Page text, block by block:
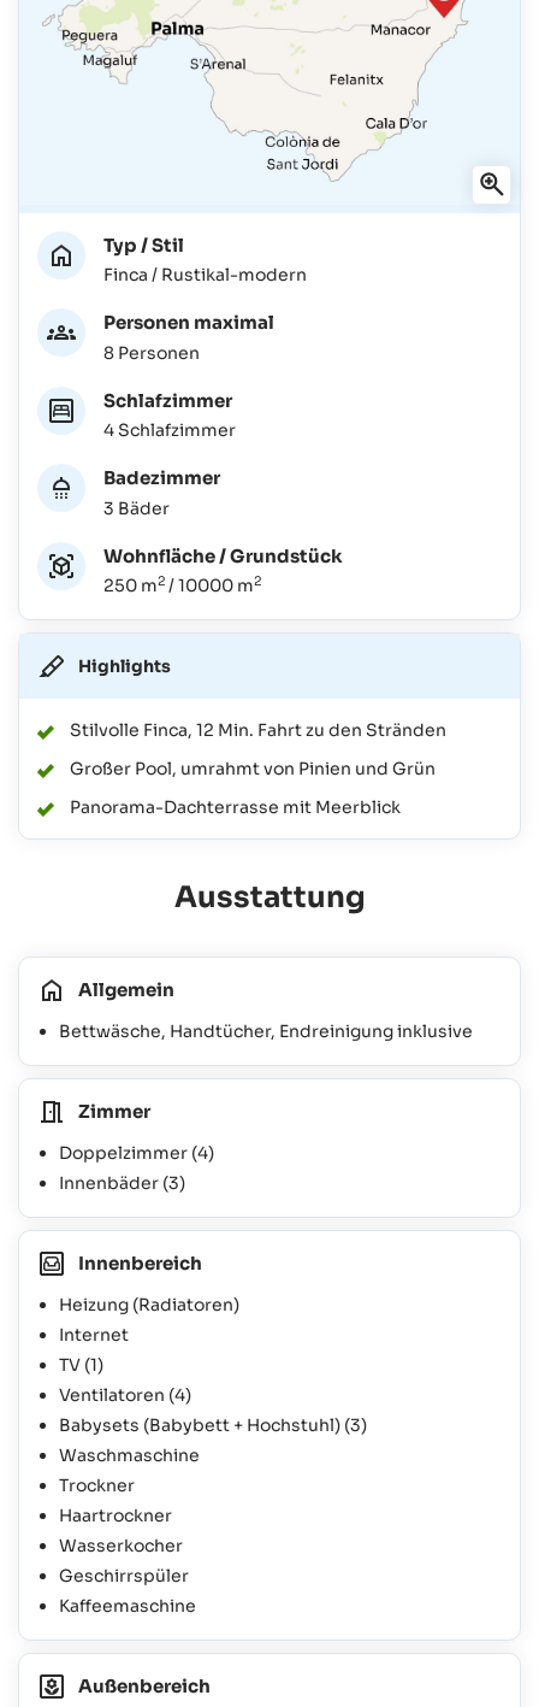
Typ / Stil
Finca / Rustikal-modern
Personen maximal
8 Personen
Schlafzimmer
4 Schlafzimmer
Badezimmer
3 Bäder
Wohnfläche / Grundstück
250 m2 / 10000 m2
Highlights
Stilvolle Finca, 12 Min. Fahrt zu den Stränden
Großer Pool, umrahmt von Pinien und Grün
Panorama-Dachterrasse mit Meerblick
Ausstattung
Allgemein
Bettwäsche, Handtücher, Endreinigung inklusive
Zimmer
Doppelzimmer (4)
Innenbäder (3)
Innenbereich
Heizung (Radiatoren)
Internet
TV (1)
Ventilatoren (4)
Babysets (Babybett + Hochstuhl) (3)
Waschmaschine
Trockner
Haartrockner
Wasserkocher
Geschirrspüler
Kaffeemaschine
Außenbereich